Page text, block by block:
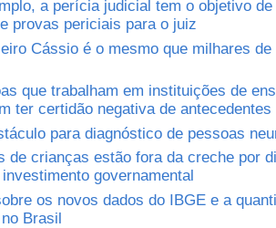
a perícia judicial tem o objetivo
provas periciais para o juiz
Cássio é o mesmo que milhares
que trabalham em instituições de
ter certidão negativa de
para diagnóstico de pessoas
de crianças estão fora da creche por
governamental
os novos dados do IBGE e a
Brasil